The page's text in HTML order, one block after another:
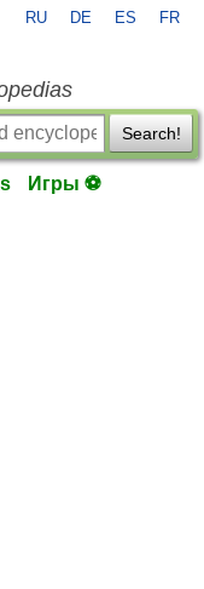
RU DE ES FR
Search!
Игры ⚽